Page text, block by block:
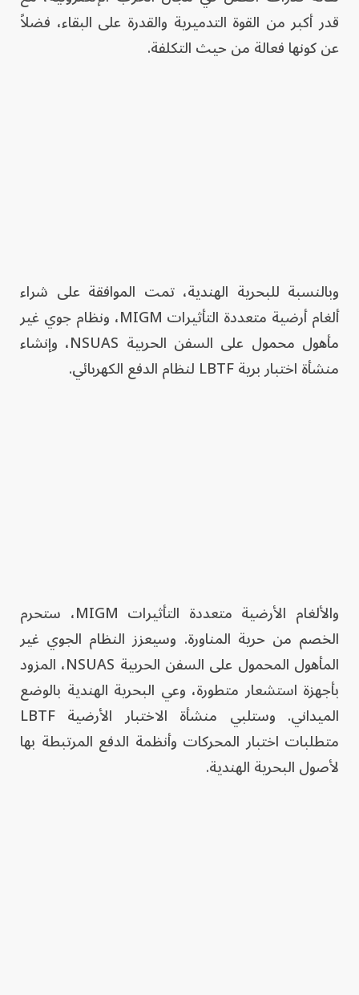
قدر أكبر من القوة التدميرية والقدرة على البقاء، فضلاً
عن كونها فعالة من حيث التكلفة.
وبالنسبة للبحرية الهندية، تمت الموافقة على شراء
ألغام أرضية متعددة التأثيرات MIGM، ونظام جوي غير
مأهول محمول على السفن الحربية NSUAS، وإنشاء
منشأة اختبار برية LBTF لنظام الدفع الكهربائي.
والألغام الأرضية متعددة التأثيرات MIGM، ستحرم
الخصم من حرية المناورة. وسيعزز النظام الجوي غير
المأهول المحمول على السفن الحربية NSUAS، المزود
بأجهزة استشعار متطورة، وعي البحرية الهندية بالوضع
الميداني. وستلبي منشأة الاختبار الأرضية LBTF
متطلبات اختبار المحركات وأنظمة الدفع المرتبطة بها
لأصول البحرية الهندية.